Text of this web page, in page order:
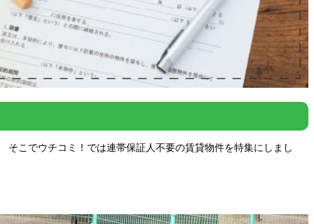
こでウチコミ！では連帯保証人不要の賃貸物件を特集にしまし